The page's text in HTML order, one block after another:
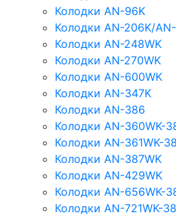
Колодки AN-96K
Колодки AN-206K/
Колодки AN-248WK
Колодки AN-270WK
Колодки AN-600WK
Колодки AN-347K
Колодки AN-386
Колодки AN-360WK-
Колодки AN-361WK-38
Колодки AN-387WK
Колодки AN-429WK
Колодки AN-656WK-
Колодки AN-721WK-38